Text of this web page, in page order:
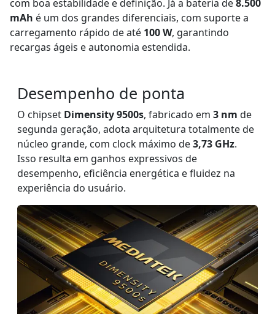
com boa estabilidade e definição. Já a bateria de8.500
mAh é um dos grandes diferenciais, com suporte a
carregamento rápido de até 100 W, garantindo
recargas ágeis e autonomia estendida.
Desempenho de ponta
O chipset Dimensity 9500s, fabricado em 3 nm de
segunda geração, adota arquitetura totalmente de
núcleo grande, com clock máximo de3,73 GHz.
Isso resulta em ganhos expressivos de
desempenho, eficiência energética e fluidez na
experiência do usuário.